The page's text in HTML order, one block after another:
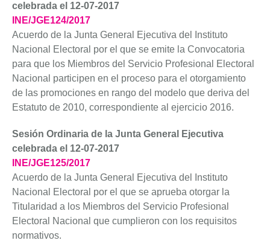
celebrada el 12-07-2017
INE/JGE124/2017
Acuerdo de la Junta General Ejecutiva del Instituto
Nacional Electoral por el que se emite la Convocatoria
para que los Miembros del Servicio Profesional Electoral
Nacional participen en el proceso para el otorgamiento
de las promociones en rango del modelo que deriva del
Estatuto de 2010, correspondiente al ejercicio 2016.
Sesión Ordinaria de la Junta General Ejecutiva
celebrada el 12-07-2017
INE/JGE125/2017
Acuerdo de la Junta General Ejecutiva del Instituto
Nacional Electoral por el que se aprueba otorgar la
Titularidad a los Miembros del Servicio Profesional
Electoral Nacional que cumplieron con los requisitos
normativos.